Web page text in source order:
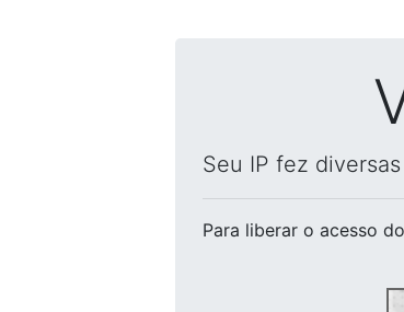
Seu IP fez
Para liberar o acesso